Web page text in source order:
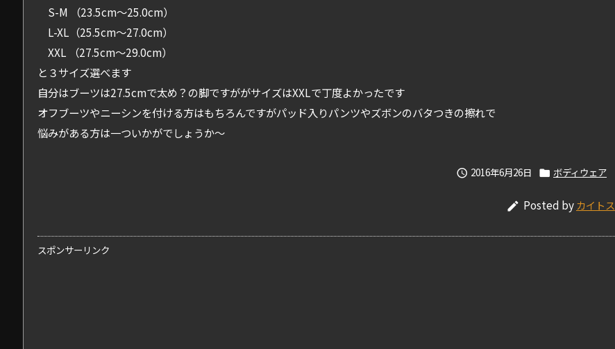
S-M （23.5cm～25.0cm）
L-XL（25.5cm～27.0cm）
XXL （27.5cm～29.0cm）
と３サイズ選べます
自分はブーツは27.5cmで太め？の脚ですががサイズはXXLで丁度よかったです
オフブーツやニーシンを付ける方はもちろんですがパッド入りパンツやズボンのバタつきの擦れで
悩みがある方は一ついかがでしょうか～
 2016年6月26日  ボディウェア
 Posted byカイトス
スポンサーリンク